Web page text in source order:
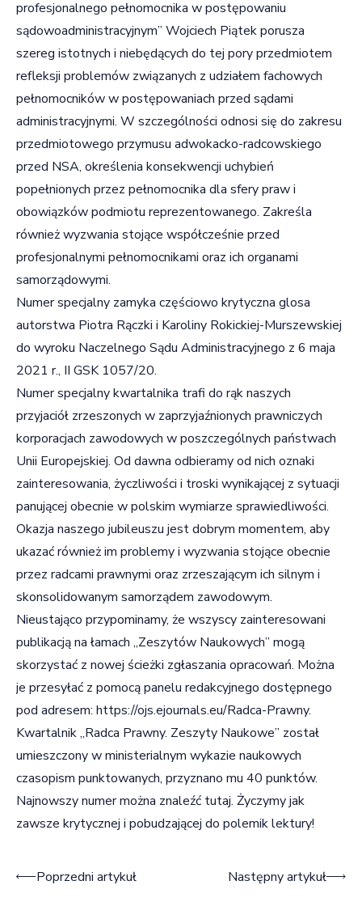
profesjonalnego pełnomocnika w postępowaniu
sądowoadministracyjnym” Wojciech Piątek porusza
szereg istotnych i niebędących do tej pory przedmiotem
refleksji problemów związanych z udziałem fachowych
pełnomocników w postępowaniach przed sądami
administracyjnymi. W szczególności odnosi się do zakresu
przedmiotowego przymusu adwokacko-radcowskiego
przed NSA, określenia konsekwencji uchybień
popełnionych przez pełnomocnika dla sfery praw i
obowiązków podmiotu reprezentowanego. Zakreśla
również wyzwania stojące współcześnie przed
profesjonalnymi pełnomocnikami oraz ich organami
samorządowymi.
Numer specjalny zamyka częściowo krytyczna glosa
autorstwa Piotra Rączki i Karoliny Rokickiej-Murszewskiej
do wyroku Naczelnego Sądu Administracyjnego z 6 maja
2021 r., II GSK 1057/20.
Numer specjalny kwartalnika trafi do rąk naszych
przyjaciół zrzeszonych w zaprzyjaźnionych prawniczych
korporacjach zawodowych w poszczególnych państwach
Unii Europejskiej. Od dawna odbieramy od nich oznaki
zainteresowania, życzliwości i troski wynikającej z sytuacji
panującej obecnie w polskim wymiarze sprawiedliwości.
Okazja naszego jubileuszu jest dobrym momentem, aby
ukazać również im problemy i wyzwania stojące obecnie
przez radcami prawnymi oraz zrzeszającym ich silnym i
skonsolidowanym samorządem zawodowym.
Nieustająco przypominamy, że wszyscy zainteresowani
publikacją na łamach „Zeszytów Naukowych” mogą
skorzystać z nowej ścieżki zgłaszania opracowań. Można
je przesyłać z pomocą panelu redakcyjnego dostępnego
pod adresem: https://ojs.ejournals.eu/Radca-Prawny.
Kwartalnik „Radca Prawny. Zeszyty Naukowe” został
umieszczony w ministerialnym wykazie naukowych
czasopism punktowanych, przyznano mu 40 punktów.
Najnowszy numer można znaleźć tutaj. Życzymy jak
zawsze krytycznej i pobudzającej do polemik lektury!
Nawigacja wpisu
Poprzedni artykuł Następny artykuł